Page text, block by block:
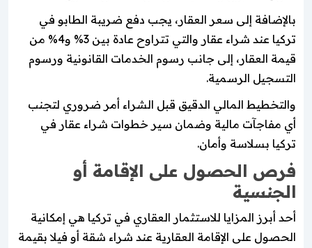
بالإضافة إلى سعر العقار، يجب دفع ضريبة الطابو في
تركيا عند شراء عقار والتي تتراوح عادة بين 3% و4% من
قيمة العقار، إلى جانب رسوم الخدمات القانونية ورسوم
التسجيل الرسمية.
والتخطيط المالي الدقيق قبل الشراء أمر ضروري لتجنب
أي مفاجآت مالية وضمان سير خطوات شراء عقار في
تركيا بسلاسة وأمان.
فرص الحصول على الإقامة أو
الجنسية
أحد أبرز المزايا للاستثمار العقاري في تركيا هي إمكانية
الحصول على الإقامة العقارية عند شراء شقة أو فيلا بقيمة